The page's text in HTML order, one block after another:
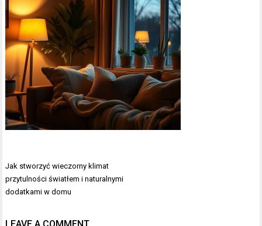
Nawigacja
wpisu
Jak stworzyć wieczorny klimat
przytulności światłem i naturalnymi
dodatkami w domu
LEAVE A COMMENT